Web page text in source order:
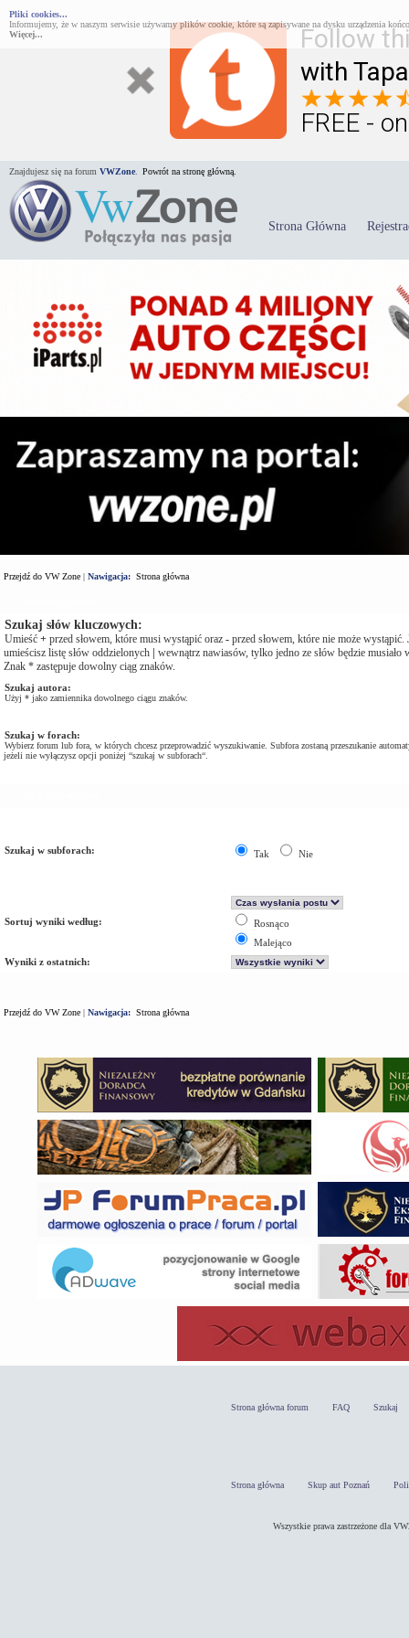
Follow
with
FREE -
Pliki cookies...
Informujemy, że w naszym serwisie używamy plików cookie, które są zapisywane na dysku urządzenia
Więcej...
Znajdujesz się na forum VWZone Powrót na stronę główną.
Strona Główna
Przejdź do VW Zone | Nawigacja: Strona główna
Szukaj słów kluczowych:
Umieść + przed słowem, które musi wystąpić oraz - przed słowem, które nie może wystąpić.
umieścisz listę słów oddzielonych | wewnątrz nawiasów, tylko jedno ze słów będzie musiało
Znak * zastępuje dowolny ciąg znaków.
Szukaj autora:
Użyj * jako zamiennika dowolnego ciągu znaków.
Szukaj w forach:
Wybierz forum lub fora, w których chcesz przeprowadzić wyszukiwanie. Subfora zostaną przeszukanie
jeżeli nie wyłączysz opcji poniżej “szukaj w subforach“.
Szukaj w subforach: Tak Nie
Sortuj wyniki według:
Rosnąco
Malejąco
Wyniki z ostatnich:
Przejdź do VW Zone | Nawigacja: Strona główna
Strona główna forum FAQ Szukaj
Strona główna Skup aut Poznań
Wszystkie prawa zastrzeżone dla